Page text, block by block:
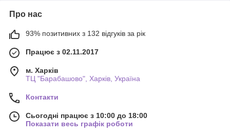
Про нас
93% позитивних з 132 відгуків за рік
Працює з 02.11.2017
м. Харків
ТЦ "Барабашово", Харків, Україна
Контакти
Сьогодні працює з 10:00 до 18:00
Показати весь графік роботи